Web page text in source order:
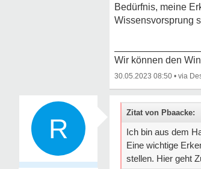
Bedürfnis, meine
Wissensvorsprung
Wir können den
30.05.2023 08:50 •
R
Zitat von Pbaacke:
Ich bin aus dem
Eine wichtige
stellen. Hier geht